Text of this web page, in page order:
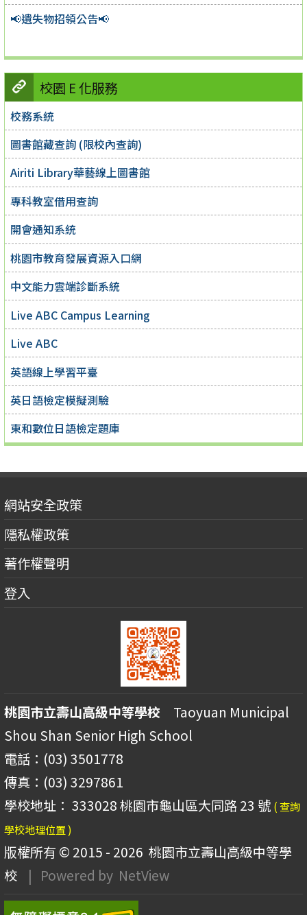
📢遺失物招領公告📢
校園 E 化服務
校務系統
圖書館藏查詢 (限校內查詢)
Airiti Library華藝線上圖書館
專科教室借用查詢
開會通知系統
桃園市教育發展資源入口網
中文能力雲端診斷系統
Live ABC Campus Learning
Live ABC
英語線上學習平臺
英日語檢定模擬測驗
東和數位日語檢定題庫
網站安全政策
隱私權政策
著作權聲明
登入
桃園市立壽山高級中等學校 Taoyuan Municipal
Shou Shan Senior High School
電話：(03) 3501778
傳真：(03) 3297861
學校地址： 333028 桃園市龜山區大同路 23 號 ( 查詢
學校地理位置 )
版權所有 © 2015 - 2026 桃園市立壽山高級中等學
校
| Powered by NetView